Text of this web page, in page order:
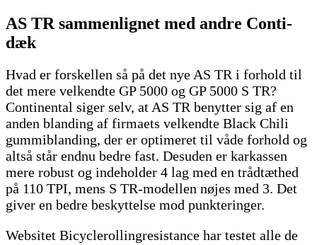
AS TR sammenlignet med andre Conti-
dæk
Hvad er forskellen så på det nye AS TR i forhold til
det mere velkendte GP 5000 og GP 5000 S TR?
Continental siger selv, at AS TR benytter sig af en
anden blanding af firmaets velkendte Black Chili
gummiblanding, der er optimeret til våde forhold og
altså står endnu bedre fast. Desuden er karkassen
mere robust og indeholder 4 lag med en trådtæthed
på 110 TPI, mens S TR-modellen nøjes med 3. Det
giver en bedre beskyttelse mod punkteringer.
Websitet Bicyclerollingresistance har testet alle de